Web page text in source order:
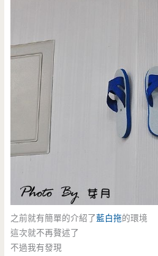
之前就有簡單的介紹了藍白拖的環境
這次就不再贅述了
不過我有發現